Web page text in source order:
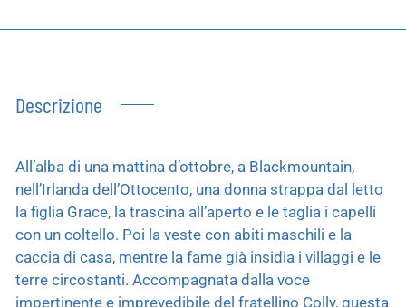
Descrizione
All’alba di una mattina d’ottobre, a Blackmountain,
nell’Irlanda dell’Ottocento, una donna strappa dal letto
la figlia Grace, la trascina all’aperto e le taglia i capelli
con un coltello. Poi la veste con abiti maschili e la
caccia di casa, mentre la fame già insidia i villaggi e le
terre circostanti. Accompagnata dalla voce
impertinente e imprevedibile del fratellino Colly, questa